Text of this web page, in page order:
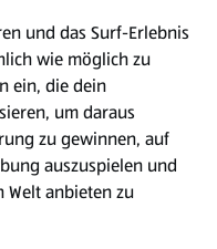
und das Surf-Erlebnis
wie möglich zu
ein, die dein
um daraus
zu gewinnen, auf
auszuspielen und
anbieten zu